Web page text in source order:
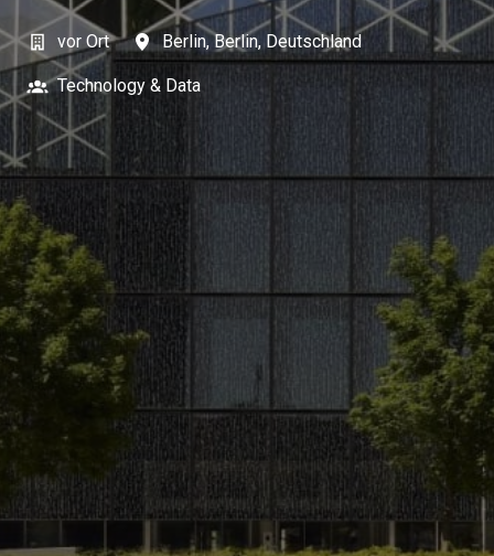
vor Ort Berlin, Berlin, Deutschland
Technology & Data